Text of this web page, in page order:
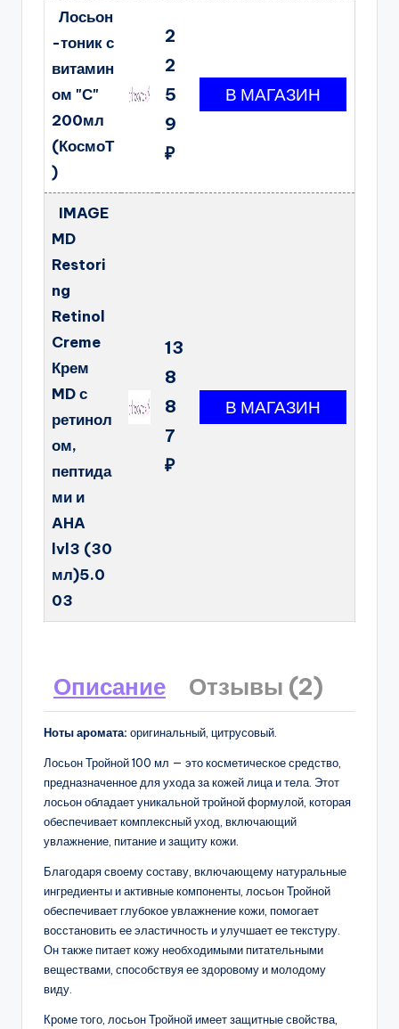
Лосьон
-тоник с
витамин
ом "С"
200мл
(КосмоТ
)
2
2
5
9
₽
IMAGE
MD
Restori
ng
Retinol
Creme
Крем
MD с
ретинол
ом,
пептида
ми и
AHA
lvl3 (30
мл)5.0
03
13
8
8
7
₽
Описание Отзывы (2)
Ноты аромата: оригинальный, цитрусовый.
Лосьон Тройной 100 мл — это косметическое средство,
предназначенное для ухода за кожей лица и тела. Этот
лосьон обладает уникальной тройной формулой, которая
обеспечивает комплексный уход, включающий
увлажнение, питание и защиту кожи.
Благодаря своему составу, включающему натуральные
ингредиенты и активные компоненты, лосьон Тройной
обеспечивает глубокое увлажнение кожи, помогает
восстановить ее эластичность и улучшает ее текстуру.
Он также питает кожу необходимыми питательными
веществами, способствуя ее здоровому и молодому
виду.
Кроме того, лосьон Тройной имеет защитные свойства,